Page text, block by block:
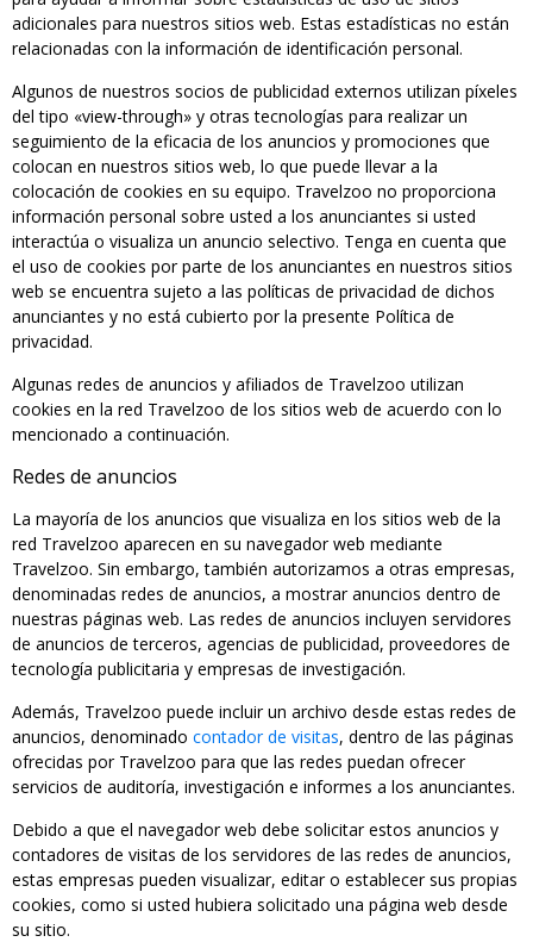
adicionales para nuestros sitios web. Estas estadísticas no están
relacionadas con la información de identificación personal.
Algunos de nuestros socios de publicidad externos utilizan píxeles
del tipo «view-through» y otras tecnologías para realizar un
seguimiento de la eficacia de los anuncios y promociones que
colocan en nuestros sitios web, lo que puede llevar a la
colocación de cookies en su equipo. Travelzoo no proporciona
información personal sobre usted a los anunciantes si usted
interactúa o visualiza un anuncio selectivo. Tenga en cuenta que
el uso de cookies por parte de los anunciantes en nuestros sitios
web se encuentra sujeto a las políticas de privacidad de dichos
anunciantes y no está cubierto por la presente Política de
privacidad.
Algunas redes de anuncios y afiliados de Travelzoo utilizan
cookies en la red Travelzoo de los sitios web de acuerdo con lo
mencionado a continuación.
Redes de anuncios
La mayoría de los anuncios que visualiza en los sitios web de la
red Travelzoo aparecen en su navegador web mediante
Travelzoo. Sin embargo, también autorizamos a otras empresas,
denominadas redes de anuncios, a mostrar anuncios dentro de
nuestras páginas web. Las redes de anuncios incluyen servidores
de anuncios de terceros, agencias de publicidad, proveedores de
tecnología publicitaria y empresas de investigación.
Además, Travelzoo puede incluir un archivo desde estas redes de
anuncios, denominado contador de visitas, dentro de las páginas
ofrecidas por Travelzoo para que las redes puedan ofrecer
servicios de auditoría, investigación e informes a los anunciantes.
Debido a que el navegador web debe solicitar estos anuncios y
contadores de visitas de los servidores de las redes de anuncios,
estas empresas pueden visualizar, editar o establecer sus propias
cookies, como si usted hubiera solicitado una página web desde
su sitio.